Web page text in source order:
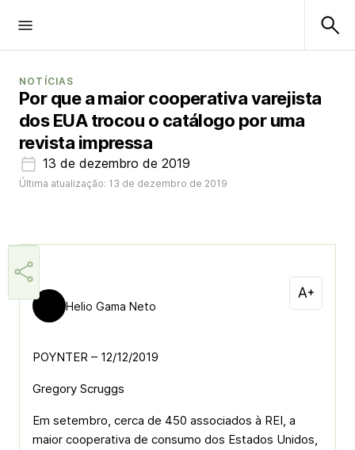
NOTÍCIAS
Por que a maior cooperativa varejista
dos EUA trocou o catálogo por uma
revista impressa
13 de dezembro de 2019
Última atualização: 13 de dezembro de 2019
Helio Gama Neto
POYNTER – 12/12/2019
Gregory Scruggs
Em setembro, cerca de 450 associados à REI, a
maior cooperativa de consumo dos Estados Unidos,